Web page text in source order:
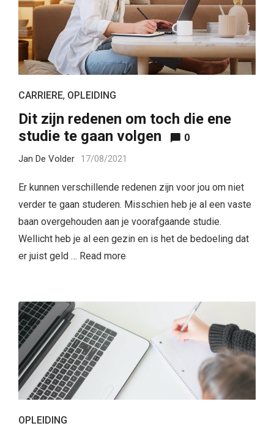
CARRIERE, OPLEIDING
Dit zijn redenen om toch die ene
studie te gaan volgen
0
Jan De Volder 17/08/2021
Er kunnen verschillende redenen zijn voor jou om niet
verder te gaan studeren. Misschien heb je al een vaste
baan overgehouden aan je voorafgaande studie.
Wellicht heb je al een gezin en is het de bedoeling dat
er juist geld … Read more
OPLEIDING